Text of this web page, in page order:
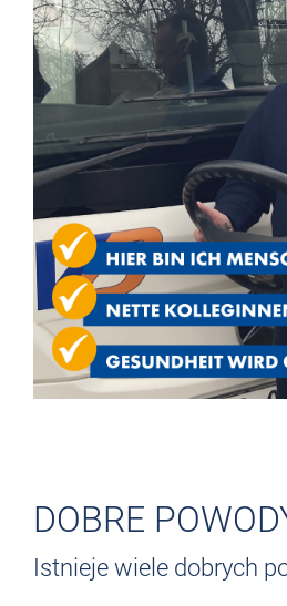
DOBRE
Istnieje wiele dobrych